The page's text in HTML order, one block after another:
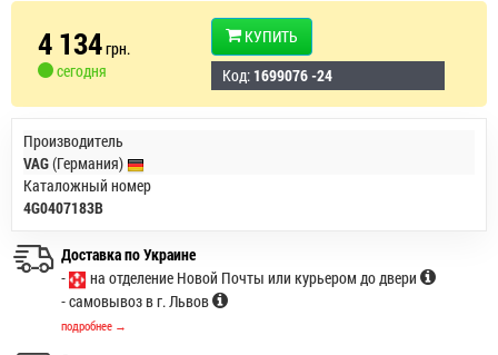
4 134грн.
сегодня
КУПИТЬ
Код: 1699076 -24
Производитель
VAG(Германия)
Каталожный номер
4G0407183B
Доставка по Украине
-
на отделение Новой Почты или курьером до двери
- самовывоз в г. Львов
подробнее →